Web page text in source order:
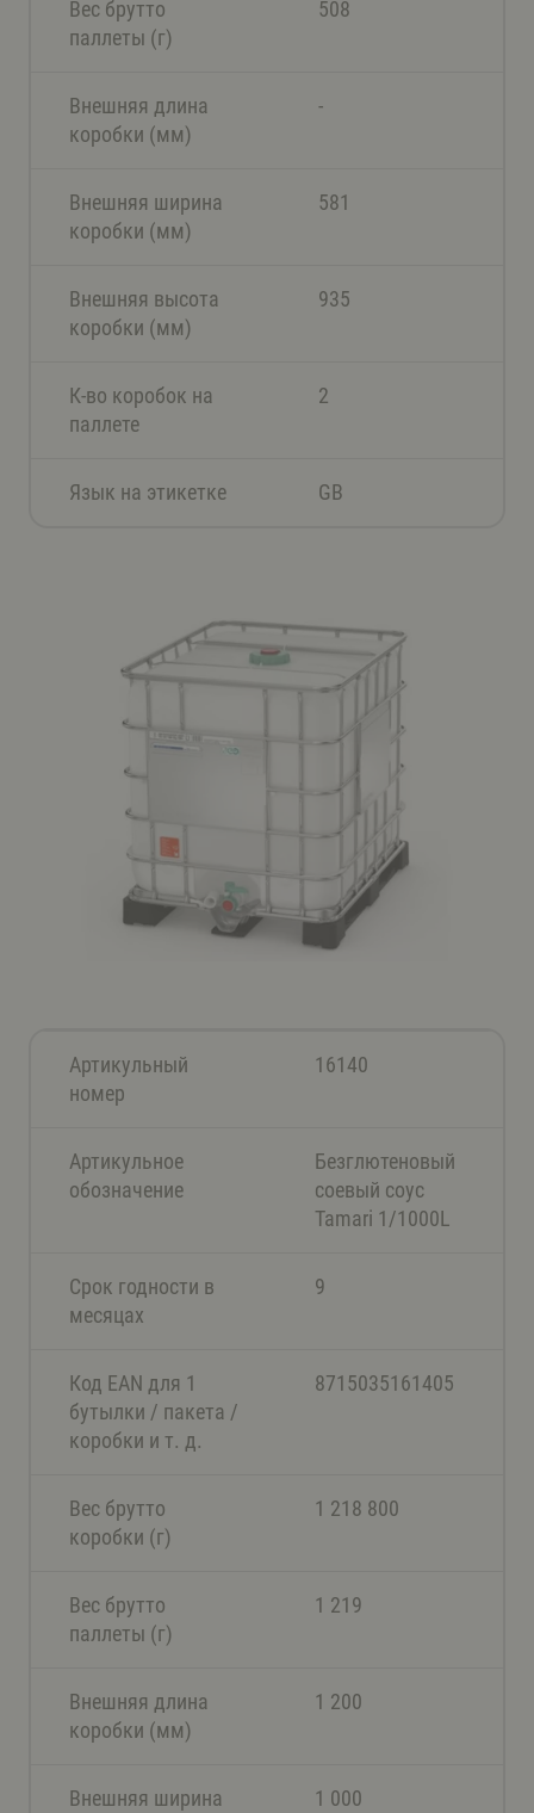
Вес брутто
паллеты (г)
508
Внешняя длина
коробки (мм)
-
Внешняя ширина
коробки (мм)
581
Внешняя высота
коробки (мм)
935
К-во коробок на
паллете
2
Язык на этикетке GB
Артикульный
номер
16140
Артикульное
обозначение
Безглютеновый
соевый соус
Tamari 1/1000L
Срок годности в
месяцах
9
Код EAN для 1
бутылки / пакета /
коробки и т. д.
8715035161405
Вес брутто
коробки (г)
1 218 800
Вес брутто
паллеты (г)
1 219
Внешняя длина
коробки (мм)
1 200
Внешняя ширина
1 000